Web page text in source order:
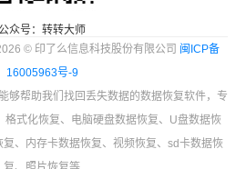
众号：转转大师
© 印了么信息科技股份有限公司 闽ICP备
16005963号-9
够帮助我们找回丢失数据的数据恢复软件，专
格式化恢复、电脑硬盘数据恢复、U盘数据恢
、内存卡数据恢复、视频恢复、sd卡数据恢